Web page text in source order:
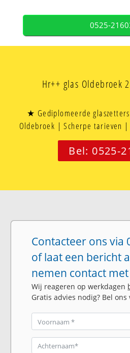
0525-
Hr++ glas Oldebroek
★ Gediplomeerde
Oldebroek | Scherpe tarieven
Bel: 0525-
Contacteer ons via
of laat een bericht
nemen contact
Wij reageren op werkdagen
Gratis advies nodig? Bel ons